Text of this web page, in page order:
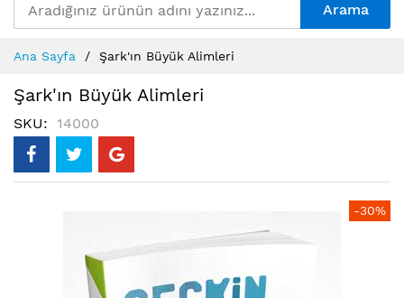
Arama
to
Content
Ana Sayfa Şark'ın Büyük Alimleri
Şark'ın Büyük Alimleri
SKU 14000
-30%